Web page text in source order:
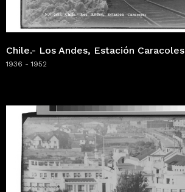
Chile.- Los Andes, Estación Caracoles
1936 - 1952